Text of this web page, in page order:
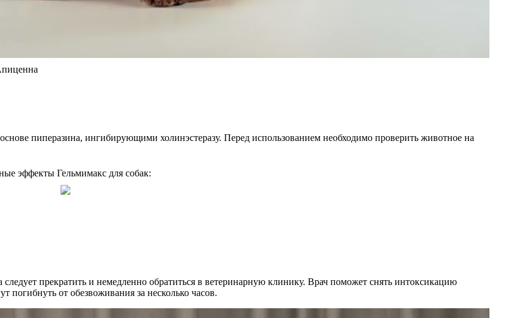
пиперазина, ингибирующими холинэстеразу. Перед использованием необходимо проверить животное на
эффекты Гельмимакс для собак:
прекратить и немедленно обратиться в ветеринарную клинику. Врач поможет снять интоксикацию
погибнуть от обезвоживания за несколько часов.